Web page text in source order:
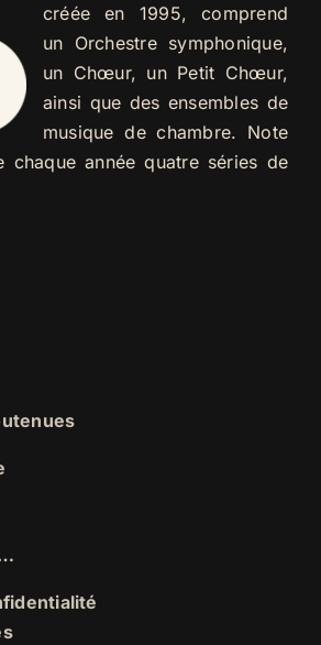
créée en 1995, comprend
un Orchestre symphonique,
un Chœur, un Petit Chœur,
ainsi que des ensembles de
musique de chambre. Note
chaque année quatre séries de